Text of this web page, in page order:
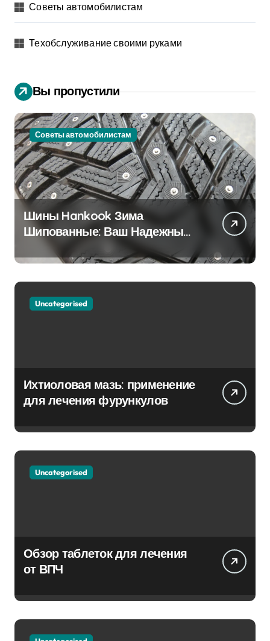
Советы автомобилистам
Техобслуживание своими руками
Вы пропустили
Советы автомобилистам
Шины Hankook Зима
Шипованные: Ваш Надежный
Партнёр на Снежных Дорогах
Uncategorised
Ихтиоловая мазь: применение
для лечения фурункулов
Uncategorised
Обзор таблеток для лечения
от ВПЧ